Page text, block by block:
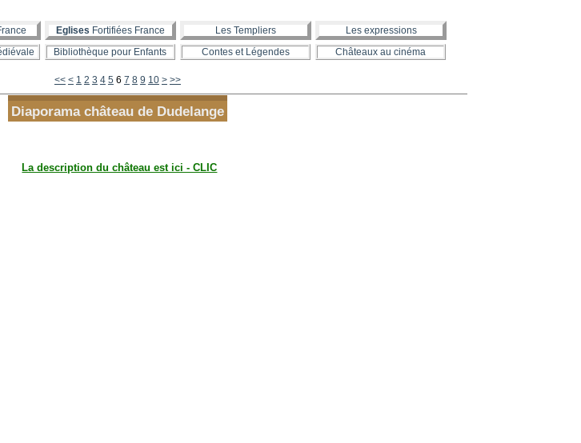
Eglises Fortifiées France Les Templiers
Les expressions
Bibliothèque pour Enfants Contes et Légendes Châteaux au cinéma
<< < 1 2 3 4 5 6 7 8 9 10 > >>
Diaporama château de Dudelange
La description du château est ici - CLIC